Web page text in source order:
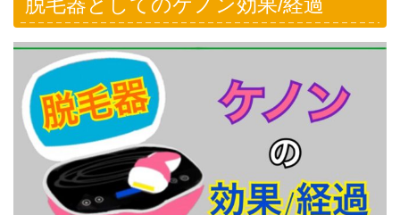
脱毛器としてのケノン効果/経過